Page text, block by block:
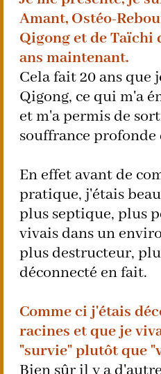
Amant, Ostéo-
Qigong et de Taïchi
ans maintenant.
Cela fait 20 ans que
Qigong, ce qui m'a
et m'a permis de
souffrance profonde
En effet avant de
pratique, j'étais
plus septique, plus
vivais dans un
plus destructeur,
déconnecté en fait.
Comme ci j'étais
racines et que je
"survie" plutôt que